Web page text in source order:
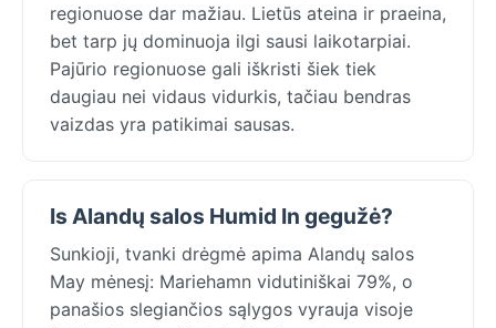
regionuose dar mažiau. Lietūs ateina ir praeina,
bet tarp jų dominuoja ilgi sausi laikotarpiai.
Pajūrio regionuose gali iškristi šiek tiek
daugiau nei vidaus vidurkis, tačiau bendras
vaizdas yra patikimai sausas.
Is Alandų salos Humid In gegužė?
Sunkioji, tvanki drėgmė apima Alandų salos
May mėnesį: Mariehamn vidutiniškai 79%, o
panašios slegiančios sąlygos vyrauja visoje